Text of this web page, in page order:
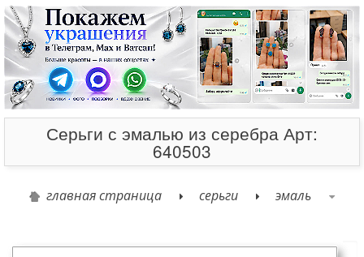
Серьги с эмалью из серебра Арт:
640503
главная страница серьги эмаль